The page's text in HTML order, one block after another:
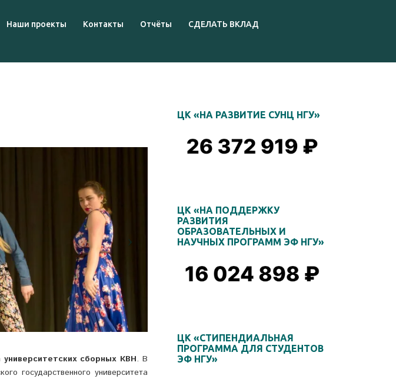
Наши проекты Контакты Отчёты
СДЕЛАТЬ ВКЛАД
университетских сборных КВН. В
государственного университета
ЦК «НА РАЗВИТИЕ СУНЦ НГУ»
ЦК «НА ПОДДЕРЖКУ
РАЗВИТИЯ
ОБРАЗОВАТЕЛЬНЫХ И
НАУЧНЫХ ПРОГРАММ ЭФ НГУ»
ЦК «СТИПЕНДИАЛЬНАЯ
ПРОГРАММА ДЛЯ СТУДЕНТОВ
ЭФ НГУ»